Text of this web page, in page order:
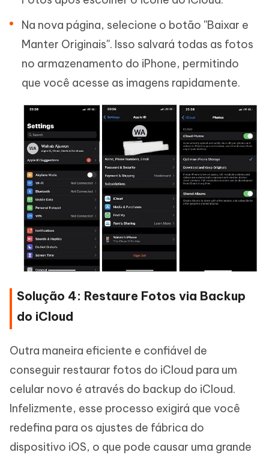
Na nova página, selecione o botão ''Baixar e
Manter Originais''. Isso salvará todas as fotos
no armazenamento do iPhone, permitindo
que você acesse as imagens rapidamente.
Solução 4: Restaure Fotos via Backup
do iCloud
Outra maneira eficiente e confiável de
conseguir restaurar fotos do iCloud para um
celular novo é através do backup do iCloud.
Infelizmente, esse processo exigirá que você
redefina para os ajustes de fábrica do
dispositivo iOS, o que pode causar uma grande